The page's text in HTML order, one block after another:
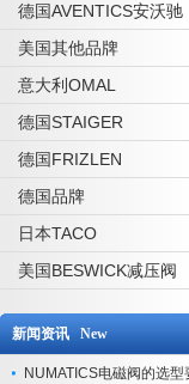
德国AVENTICS安沃驰
美国其他品牌
意大利OMAL
德国STAIGER
德国FRIZLEN
德国品牌
日本TACO
美国BESWICK减压阀
新闻资讯 New